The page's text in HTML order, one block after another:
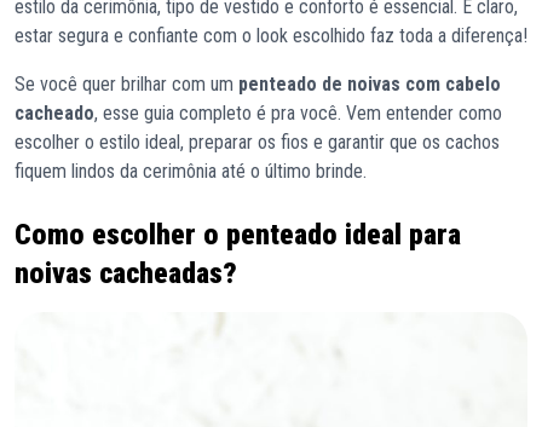
estilo da cerimônia, tipo de vestido e conforto é essencial. E claro,
estar segura e confiante com o look escolhido faz toda a diferença!
Se você quer brilhar com um penteado de noivas com cabelo
cacheado, esse guia completo é pra você. Vem entender como
escolher o estilo ideal, preparar os fios e garantir que os cachos
fiquem lindos da cerimônia até o último brinde.
Como escolher o penteado ideal para
noivas cacheadas?